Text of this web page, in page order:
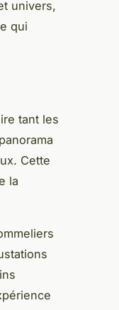
univers,
qui
tant les
Cette
la